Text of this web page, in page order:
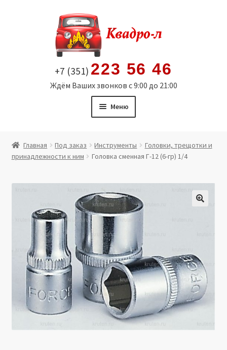
содержимому
+7 (351) 223 56 46
Ждём Ваших звонков с 9:00 до 21:00
Меню
Витрина
Мой аккаунт
Политика в отношении обработки персональных
данных
Производители
Юридические данные
Главная Под заказ Инструменты
Головки, трещотки и
принадлежности к ним
Головка сменная Г-12 (6-гр) 1/4